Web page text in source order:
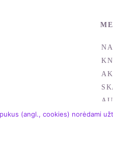
(angl., cookies) norėdami